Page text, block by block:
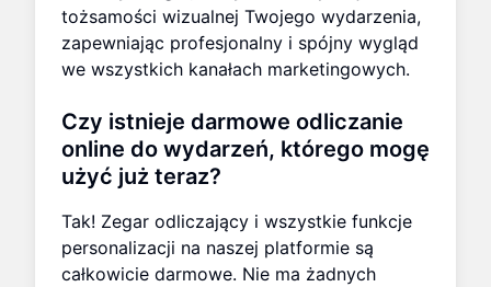
tożsamości wizualnej Twojego wydarzenia,
zapewniając profesjonalny i spójny wygląd
we wszystkich kanałach marketingowych.
Czy istnieje darmowe odliczanie
online do wydarzeń, którego mogę
użyć już teraz?
Tak! Zegar odliczający i wszystkie funkcje
personalizacji na naszej platformie są
całkowicie darmowe. Nie ma żadnych